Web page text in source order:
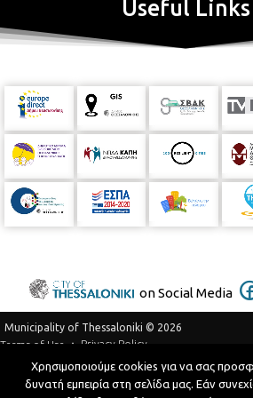
Useful Links
on Social Media
Municipality of Thessaloniki © 2026
Terms of Use
Privacy Policy
Telephone Catalog
Χρησιμοποιούμε cookies για να σας
δυνατή εμπειρία στη σελίδα μας. Εάν